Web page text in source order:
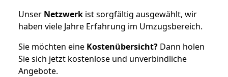
Unser Netzwerk ist sorgfältig ausgewählt, wir
haben viele Jahre Erfahrung im Umzugsbereich.
Sie möchten eine Kostenübersicht? Dann holen
Sie sich jetzt kostenlose und unverbindliche
Angebote.